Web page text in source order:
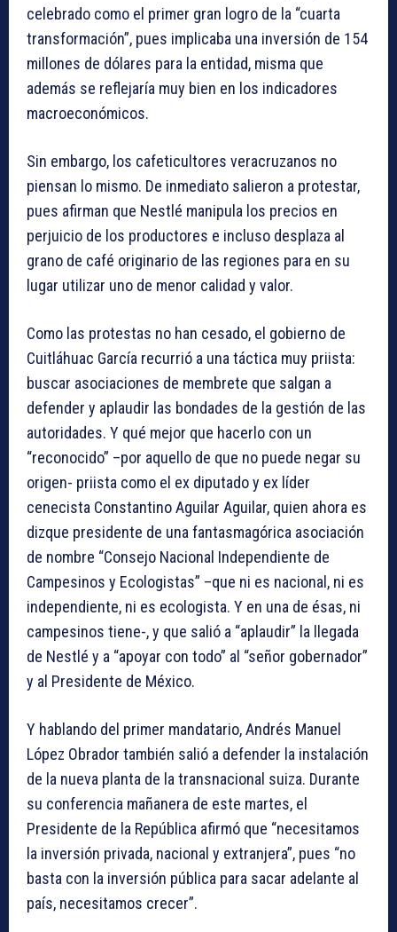
celebrado como el primer gran logro de la “cuarta
transformación”, pues implicaba una inversión de 154
millones de dólares para la entidad, misma que
además se reflejaría muy bien en los indicadores
macroeconómicos.
Sin embargo, los cafeticultores veracruzanos no
piensan lo mismo. De inmediato salieron a protestar,
pues afirman que Nestlé manipula los precios en
perjuicio de los productores e incluso desplaza al
grano de café originario de las regiones para en su
lugar utilizar uno de menor calidad y valor.
Como las protestas no han cesado, el gobierno de
Cuitláhuac García recurrió a una táctica muy priista:
buscar asociaciones de membrete que salgan a
defender y aplaudir las bondades de la gestión de las
autoridades. Y qué mejor que hacerlo con un
“reconocido” –por aquello de que no puede negar su
origen- priista como el ex diputado y ex líder
cenecista Constantino Aguilar Aguilar, quien ahora es
dizque presidente de una fantasmagórica asociación
de nombre “Consejo Nacional Independiente de
Campesinos y Ecologistas” –que ni es nacional, ni es
independiente, ni es ecologista. Y en una de ésas, ni
campesinos tiene-, y que salió a “aplaudir” la llegada
de Nestlé y a “apoyar con todo” al “señor gobernador”
y al Presidente de México.
Y hablando del primer mandatario, Andrés Manuel
López Obrador también salió a defender la instalación
de la nueva planta de la transnacional suiza. Durante
su conferencia mañanera de este martes, el
Presidente de la República afirmó que “necesitamos
la inversión privada, nacional y extranjera”, pues “no
basta con la inversión pública para sacar adelante al
país, necesitamos crecer”.